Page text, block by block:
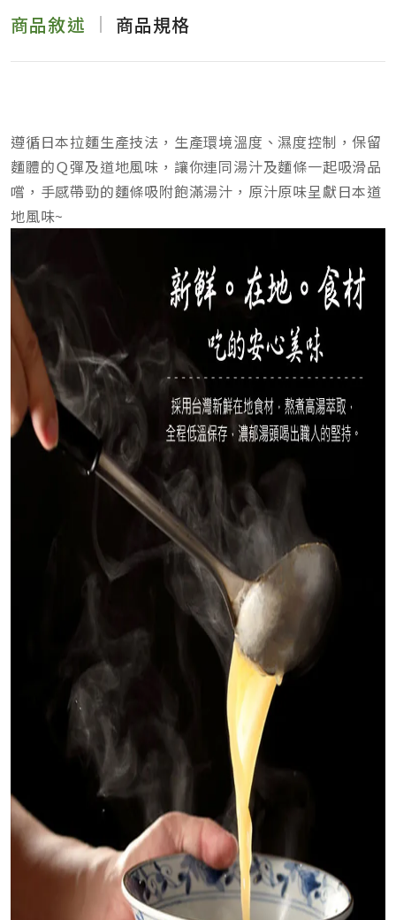
商品敘述 商品規格
遵循日本拉麵生產技法，生產環境溫度、濕度控制，保留
麵體的Ｑ彈及道地風味，讓你連同湯汁及麵條一起吸滑品
嚐，手感帶勁的麵條吸附飽滿湯汁，原汁原味呈獻日本道
地風味~